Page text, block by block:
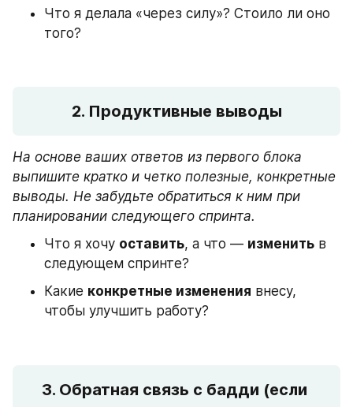
Что я делала «через силу»? Стоило ли оно
того?
2. Продуктивные выводы
На основе ваших ответов из первого блока
выпишите кратко и четко полезные, конкретные
выводы. Не забудьте обратиться к ним при
планировании следующего спринта.
Что я хочу оставить, а что — изменить в
следующем спринте?
Какие конкретные изменения внесу,
чтобы улучшить работу?
3. Обратная связь с бадди (если